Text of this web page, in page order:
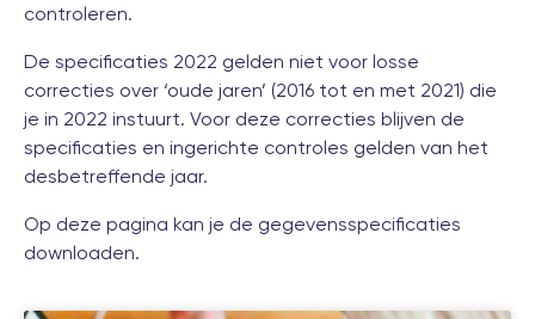
controleren.
De specificaties 2022 gelden niet voor losse
correcties over ‘oude jaren’ (2016 tot en met 2021) die
je in 2022 instuurt. Voor deze correcties blijven de
specificaties en ingerichte controles gelden van het
desbetreffende jaar.
Op deze pagina kan je de gegevensspecificaties
downloaden.